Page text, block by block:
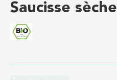
Saucisse sèche